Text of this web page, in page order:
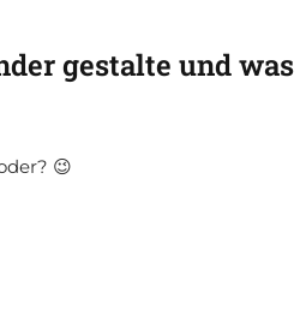
gestalte und was
😉